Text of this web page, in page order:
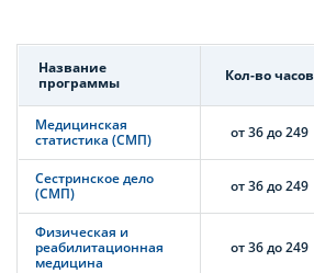
Название
программы
Кол-во часов
Медицинская
статистика (СМП)
от 36 до 249
Сестринское дело
(СМП)
от 36 до 249
Физическая и
реабилитационная
медицина
от 36 до 249